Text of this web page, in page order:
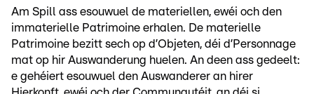
Am Spill ass esouwuel de materiellen, ewéi och den
immaterielle Patrimoine erhalen. De materielle
Patrimoine bezitt sech op d’Objeten, déi d’Personnage
mat op hir Auswanderung huelen. An deen ass gedeelt:
e gehéiert esouwuel den Auswanderer an hirer